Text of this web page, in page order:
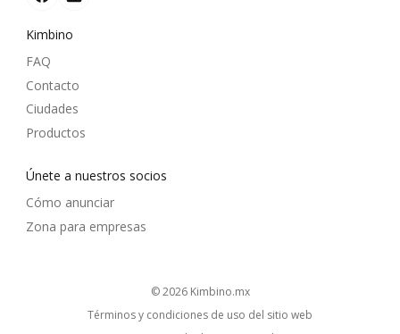
Kimbino
FAQ
Contacto
Ciudades
Productos
Únete a nuestros socios
Cómo anunciar
Zona para empresas
© 2026 kimbino.mx
Términos y condiciones de uso del sitio web